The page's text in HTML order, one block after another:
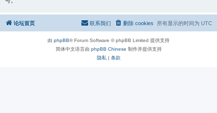
论坛首页 所有显示的时间为 UTC
删除 cookies
联系我们
由 phpBB® Forum Software © phpBB Limited 提供支持
简体中文语言由 phpBB Chinese 制作并提供支持
隐私 | 条款